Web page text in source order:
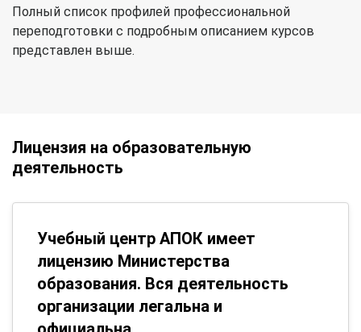
Полный список профилей профессиональной
переподготовки с подробным описанием курсов
представлен выше.
Лицензия на образовательную
деятельность
Учебный центр АПОК имеет
лицензию Министерства
образования. Вся деятельность
организации легальна и